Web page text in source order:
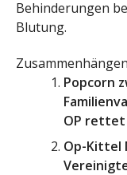
Behinderungen
Blutung.
Popcorn
OP rettet
Op-Kittel